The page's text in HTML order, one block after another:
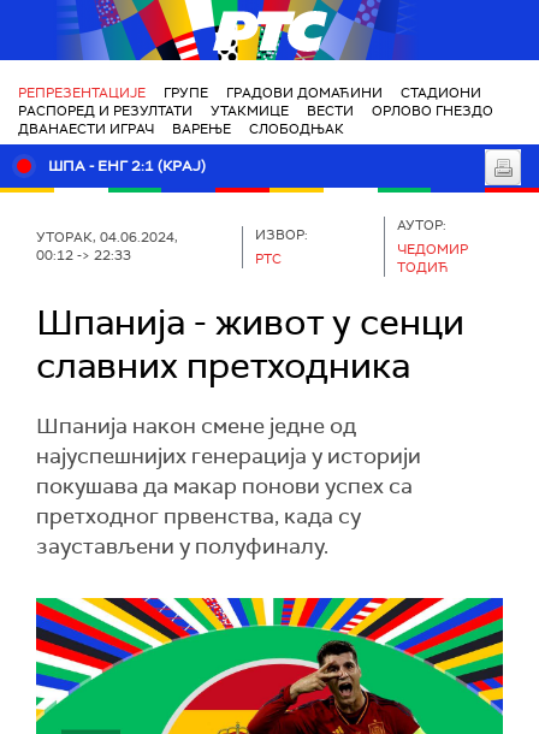
РТС
РЕПРЕЗЕНТАЦИЈЕ ГРУПЕ ГРАДОВИ ДОМАЋИНИ
СТАДИОНИ
РАСПОРЕД И РЕЗУЛТАТИ
УТАКМИЦЕ ВЕСТИ
ОРЛОВО ГНЕЗДО
ДВАНАЕСТИ ИГРАЧ
ВАРЕЊЕ СЛОБОДЊАК
ШПА - ЕНГ 2:1 (КРАЈ)
УТОРАК, 04.06.2024,
00:12 -> 22:33
ИЗВОР:
РТС
АУТОР:
ЧЕДОМИР
ТОДИЋ
Шпанија - живот у сенци
славних претходника
Шпанија након смене једне од
најуспешнијих генерација у историји
покушава да макар понови успех са
претходног првенства, када су
заустављени у полуфиналу.